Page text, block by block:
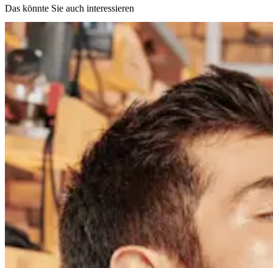
Das könnte Sie auch interessieren